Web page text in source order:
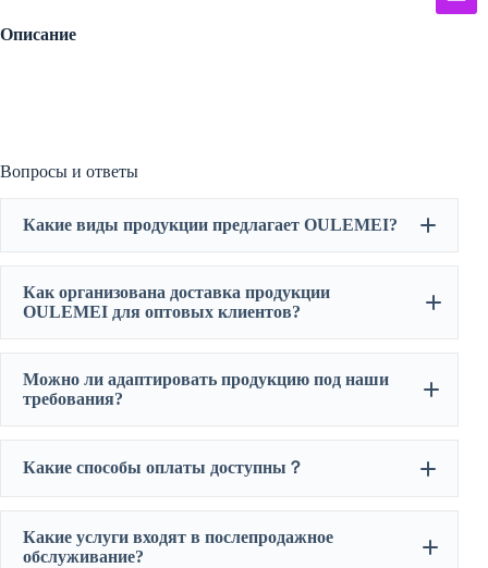
Описание
Вопросы и ответы
Какие виды продукции предлагает OULEMEI?
Как организована доставка продукции
OULEMEI для оптовых клиентов?
Можно ли адаптировать продукцию под наши
требования?
Какие способы оплаты доступны ？
Какие услуги входят в послепродажное
обслуживание?